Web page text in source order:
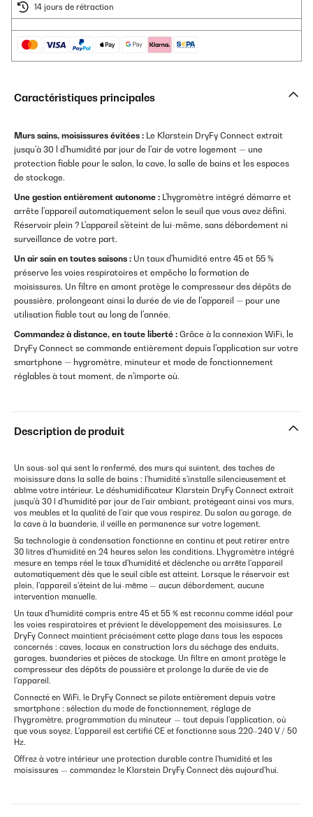
14 jours de rétraction
Caractéristiques principales
Murs sains, moisissures évitées : Le Klarstein DryFy Connect extrait
jusqu'à 30 l d'humidité par jour de l'air de votre logement — une
protection fiable pour le salon, la cave, la salle de bains et les espaces
de stockage.
Une gestion entièrement autonome : L'hygromètre intégré démarre et
arrête l'appareil automatiquement selon le seuil que vous avez défini.
Réservoir plein ? L'appareil s'éteint de lui-même, sans débordement ni
surveillance de votre part.
Un air sain en toutes saisons : Un taux d'humidité entre 45 et 55 %
préserve les voies respiratoires et empêche la formation de
moisissures. Un filtre en amont protège le compresseur des dépôts de
poussière, prolongeant ainsi la durée de vie de l'appareil — pour une
utilisation fiable tout au long de l'année.
Commandez à distance, en toute liberté : Grâce à la connexion WiFi, le
DryFy Connect se commande entièrement depuis l'application sur votre
smartphone — hygromètre, minuteur et mode de fonctionnement
réglables à tout moment, de n'importe où.
Description de produit
Un sous-sol qui sent le renfermé, des murs qui suintent, des taches de
moisissure dans la salle de bains : l'humidité s'installe silencieusement et
abîme votre intérieur. Le déshumidificateur Klarstein DryFy Connect extrait
jusqu'à 30 l d'humidité par jour de l'air ambiant, protégeant ainsi vos murs,
vos meubles et la qualité de l'air que vous respirez. Du salon au garage, de
la cave à la buanderie, il veille en permanence sur votre logement.
Sa technologie à condensation fonctionne en continu et peut retirer entre
30 litres d'humidité en 24 heures selon les conditions. L'hygromètre intégré
mesure en temps réel le taux d'humidité et déclenche ou arrête l'appareil
automatiquement dès que le seuil cible est atteint. Lorsque le réservoir est
plein, l'appareil s'éteint de lui-même — aucun débordement, aucune
intervention manuelle.
Un taux d'humidité compris entre 45 et 55 % est reconnu comme idéal pour
les voies respiratoires et prévient le développement des moisissures. Le
DryFy Connect maintient précisément cette plage dans tous les espaces
concernés : caves, locaux en construction lors du séchage des enduits,
garages, buanderies et pièces de stockage. Un filtre en amont protège le
compresseur des dépôts de poussière et prolonge la durée de vie de
l'appareil.
Connecté en WiFi, le DryFy Connect se pilote entièrement depuis votre
smartphone : sélection du mode de fonctionnement, réglage de
l'hygromètre, programmation du minuteur — tout depuis l'application, où
que vous soyez. L'appareil est certifié CE et fonctionne sous 220–240 V / 50
Hz.
Offrez à votre intérieur une protection durable contre l'humidité et les
moisissures — commandez le Klarstein DryFy Connect dès aujourd'hui.